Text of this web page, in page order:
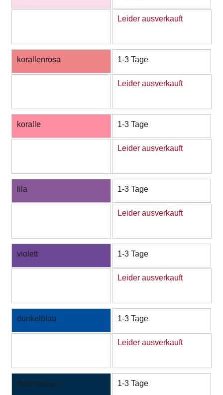
Leider ausverkauft
korallenrosa 1-3 Tage
Leider ausverkauft
koralle 1-3 Tage
Leider ausverkauft
lila 1-3 Tage
Leider ausverkauft
violett 1-3 Tage
Leider ausverkauft
dunkelblau 1-3 Tage
Leider ausverkauft
marineblau 1-3 Tage